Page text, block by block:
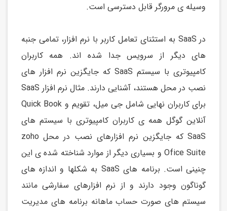
وسیله ی مرورگر قابل دسترسی است.
در SaaS به استثنای تعامل کاربر با نرم افزار، تمامی جنبه
های دیگر از سرویس جدا شده اند. همه کاربران
کامپیوتری با سیستم SaaS که جایگزین نرم افزار های
نصب در محل هستند، آشنایی دارند. مثال نرم افزار SaaS
برای کاربران نهایی شامل جی میل، تقویم و Quick Book
آنلاین گوگل همه ی کاربران کامپیوتری با سیستم های
SaaS که جایگزین نرم افزارهای نصب در محل zoho
Ofice Suite و بسیاری دیگر از موارد شناخته شده ی این
چنینی است. برنامه های SaaS به شكلها و اندازه های
گوناگون وجود دارند و از نرم افزارهای سفارشی مانند
سیستم های صورت حساب ماهانه برنامه های مدیریت